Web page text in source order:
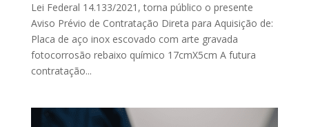
Lei Federal 14.133/2021, torna público o presente
Aviso Prévio de Contratação Direta para Aquisição de:
Placa de aço inox escovado com arte gravada
fotocorrosão rebaixo químico 17cmX5cm A futura
contratação...